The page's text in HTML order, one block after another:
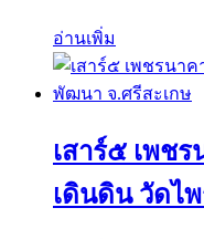
อ่านเพิ่ม
เสาร์๕ เพช
เดินดิน วัดไ